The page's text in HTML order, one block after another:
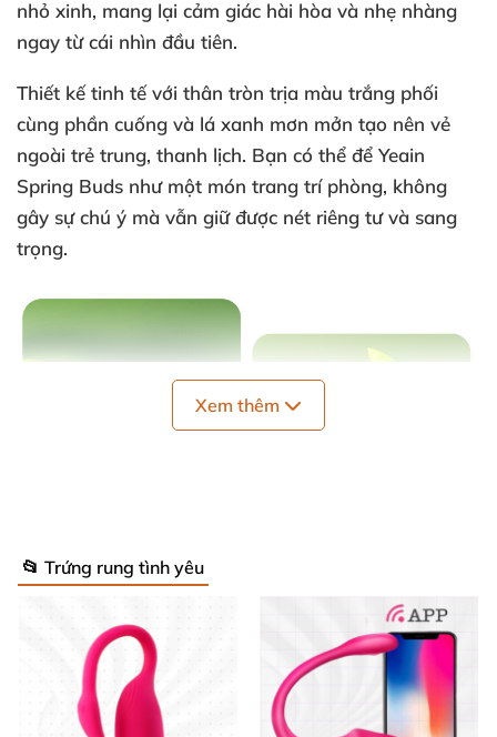
nhỏ xinh, mang lại cảm giác hài hòa và nhẹ nhàng
ngay từ cái nhìn đầu tiên.
Thiết kế tinh tế với thân tròn trịa màu trắng phối
cùng phần cuống và lá xanh mơn mởn tạo nên vẻ
ngoài trẻ trung, thanh lịch. Bạn có thể để Yeain
Spring Buds như một món trang trí phòng, không
gây sự chú ý mà vẫn giữ được nét riêng tư và sang
trọng.
Xem thêm
📂 Trứng rung tình yêu